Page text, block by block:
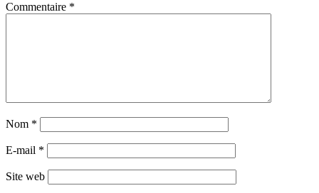
Commentaire *
Nom *
E-mail *
Site web